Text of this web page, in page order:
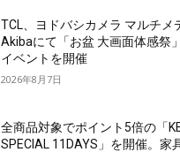
TCL、ヨドバシカメラ マルチメ
Akibaにて「お盆 大画面体感祭
イベントを開催
2026年8月7日
全商品対象でポイント5倍の「
SPECIAL 11DAYS」を開催。家